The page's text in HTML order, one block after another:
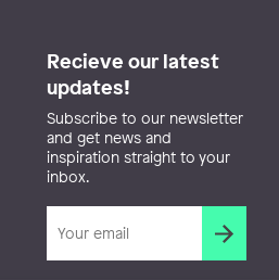
Recieve our latest
updates!
Subscribe to our newsletter
and get news and
inspiration straight to your
inbox.